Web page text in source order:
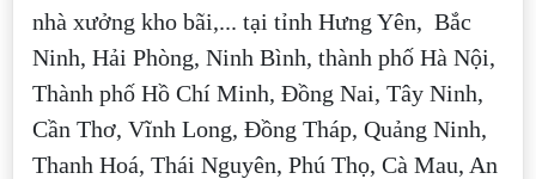
nhà xưởng kho bãi,... tại tỉnh Hưng Yên, Bắc
Ninh, Hải Phòng, Ninh Bình, thành phố Hà Nội,
Thành phố Hồ Chí Minh, Đồng Nai, Tây Ninh,
Cần Thơ, Vĩnh Long, Đồng Tháp, Quảng Ninh,
Thanh Hoá, Thái Nguyên, Phú Thọ, Cà Mau, An